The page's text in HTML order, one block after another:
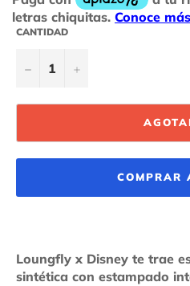
CANTIDAD
− +
COMPRAR
Loungfly x Disney te trae
sintética con estampado